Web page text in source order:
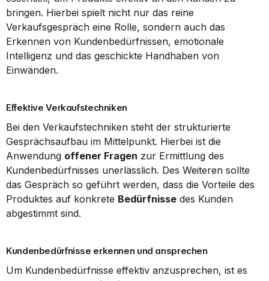
bringen. Hierbei spielt nicht nur das reine
Verkaufsgespräch eine Rolle, sondern auch das
Erkennen von Kundenbedürfnissen, emotionale
Intelligenz und das geschickte Handhaben von
Einwänden.
Effektive Verkaufstechniken
Bei den Verkaufstechniken steht der strukturierte
Gesprächsaufbau im Mittelpunkt. Hierbei ist die
Anwendung offener Fragen zur Ermittlung des
Kundenbedürfnisses unerlässlich. Des Weiteren sollte
das Gespräch so geführt werden, dass die Vorteile des
Produktes auf konkrete Bedürfnisse des Kunden
abgestimmt sind.
Kundenbedürfnisse erkennen und ansprechen
Um Kundenbedürfnisse effektiv anzusprechen, ist es